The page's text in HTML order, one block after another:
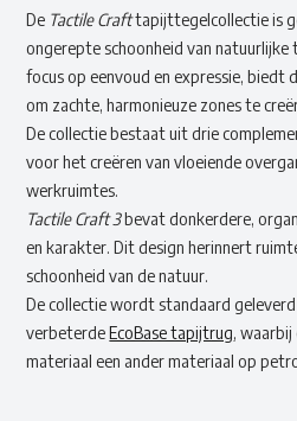
De Tactile Crafttapijttegelcollectie is
ongerepte schoonheid van
focus op eenvoud en expressie, biedt
om zachte, harmonieuze zones te
De collectie bestaat uit drie
voor het creëren van vloeiende
werkruimtes.
Tactile Craft 3bevat donkerdere,
en karakter. Dit design herinnert
schoonheid van de natuur.
De collectie wordt standaard
verbeterdeEcoBase tapijtrug, waarbij
materiaal een ander materiaal op